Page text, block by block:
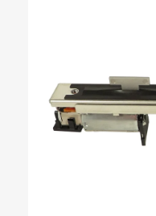
hviezdičiek.